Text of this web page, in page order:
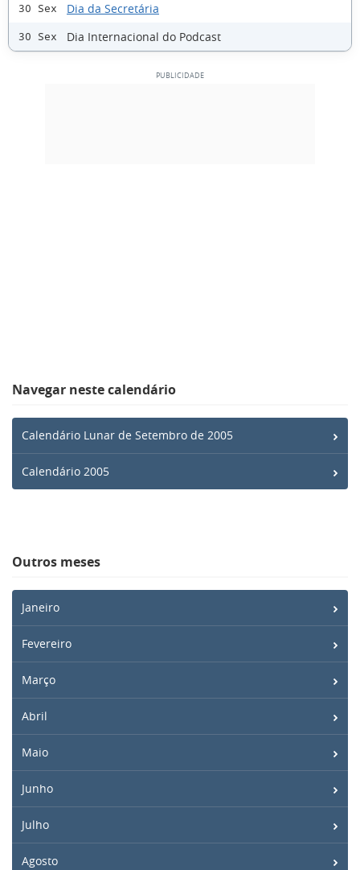
30 Sex Dia da Secretária
30 Sex Dia Internacional do Podcast
Navegar neste calendário
Calendário Lunar de Setembro de 2005
Calendário 2005
Outros meses
Janeiro
Fevereiro
Março
Abril
Maio
Junho
Julho
Agosto